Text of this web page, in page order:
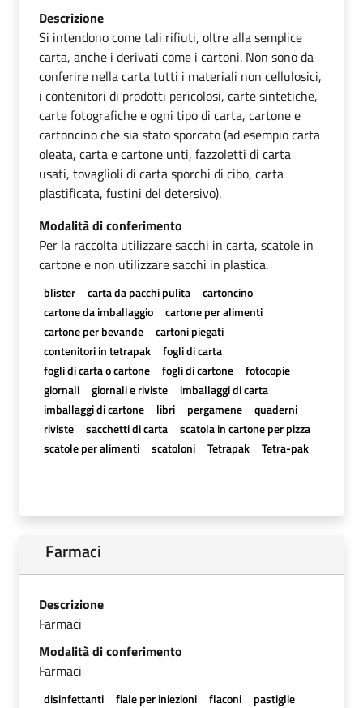
Descrizione
Si intendono come tali rifiuti, oltre alla semplice
carta, anche i derivati come i cartoni. Non sono da
conferire nella carta tutti i materiali non cellulosici,
i contenitori di prodotti pericolosi, carte sintetiche,
carte fotografiche e ogni tipo di carta, cartone e
cartoncino che sia stato sporcato (ad esempio carta
oleata, carta e cartone unti, fazzoletti di carta
usati, tovaglioli di carta sporchi di cibo, carta
plastificata, fustini del detersivo).
Modalità di conferimento
Per la raccolta utilizzare sacchi in carta, scatole in
cartone e non utilizzare sacchi in plastica.
blister carta da pacchi pulita
cartoncino
cartone da imballaggio
cartone per alimenti
cartone per bevande
cartoni piegati
contenitori in tetrapak
fogli di carta
fogli di carta o cartone
fogli di cartone
fotocopie
giornali
giornali e riviste
imballaggi di carta
imballaggi di cartone
libri pergamene
quaderni
riviste
sacchetti di carta
scatola in cartone per pizza
scatole per alimenti
scatoloni Tetrapak Tetra-pak
Farmaci
Descrizione
Farmaci
Modalità di conferimento
Farmaci
disinfettanti fiale per iniezioni flaconi
pastiglie